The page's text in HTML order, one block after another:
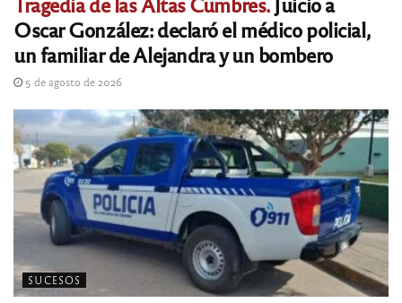
Oscar González: declaró el médico policial,
un familiar de Alejandra y un bombero
5 de agosto de 2026
SUCESOS